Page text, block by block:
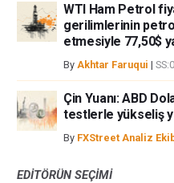
WTI Ham Petrol
gerilimlerinin
etmesiyle 77,50$
By Akhtar Faruqui |
Çin Yuanı: ABD
testlerle yükseliş
By FXStreet Analiz
EDITÖRÜN SEÇIMI